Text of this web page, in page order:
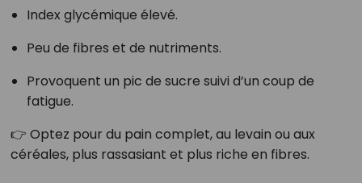
Index glycémique élevé.
Peu de fibres et de nutriments.
Provoquent un pic de sucre suivi d’un coup de
fatigue.
👉 Optez pour du pain complet, au levain ou aux
céréales, plus rassasiant et plus riche en fibres.